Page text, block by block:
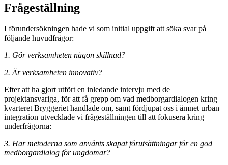
Frågeställning
I förundersökningen hade vi som initial uppgift att söka svar på
följande huvudfrågor:
1. Gör verksamheten någon skillnad?
2. Är verksamheten innovativ?
Efter att ha gjort utfört en inledande intervju med de
projektansvariga, för att få grepp om vad medborgardialogen kring
kvarteret Bryggeriet handlade om, samt fördjupat oss i ämnet urban
integration utvecklade vi frågeställningen till att fokusera kring
underfrågorna:
3. Har metoderna som använts skapat förutsättningar för en god
medborgardialog för ungdomar?